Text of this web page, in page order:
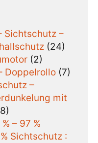
Sichtschutz –
(24)
(2)
Doppelrollo (7)
–
mit
– 97 %
Sichtschutz :